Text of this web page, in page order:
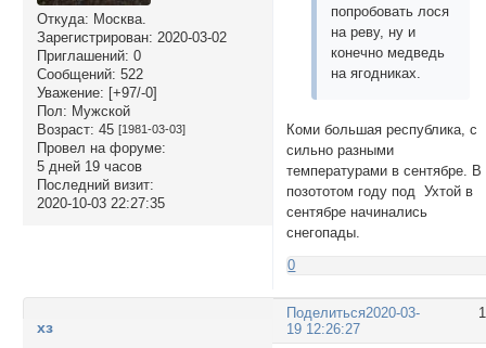
Откуда: Москва.
Зарегистрирован: 2020-03-02
Приглашений: 0
Сообщений: 522
Уважение: [+97/-0]
Пол: Мужской
Возраст: 45 [1981-03-03]
Провел на форуме:
5 дней 19 часов
Последний визит:
2020-10-03 22:27:35
попробовать лося
на реву, ну и
конечно медведь
на ягодниках.
Коми большая республика, с
сильно разными
температурами в сентябре. В
позототом году под Ухтой в
сентябре начинались
снегопады.
0
Поделиться2020-03-
19 12:26:27
хз